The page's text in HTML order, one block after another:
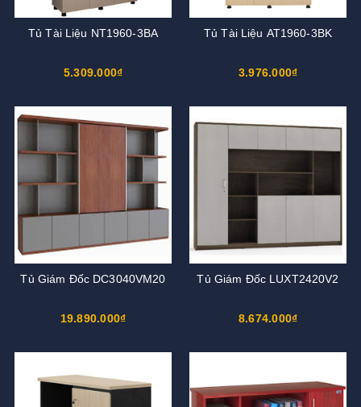
Tủ Tài Liệu NT1960-3BA
5.309.000₫
Tủ Tài Liệu AT1960-3BK
3.976.000₫
Tủ Giám Đốc DC3040VM20
19.890.000₫
Tủ Giám Đốc LUXT2420V2
8.674.000₫